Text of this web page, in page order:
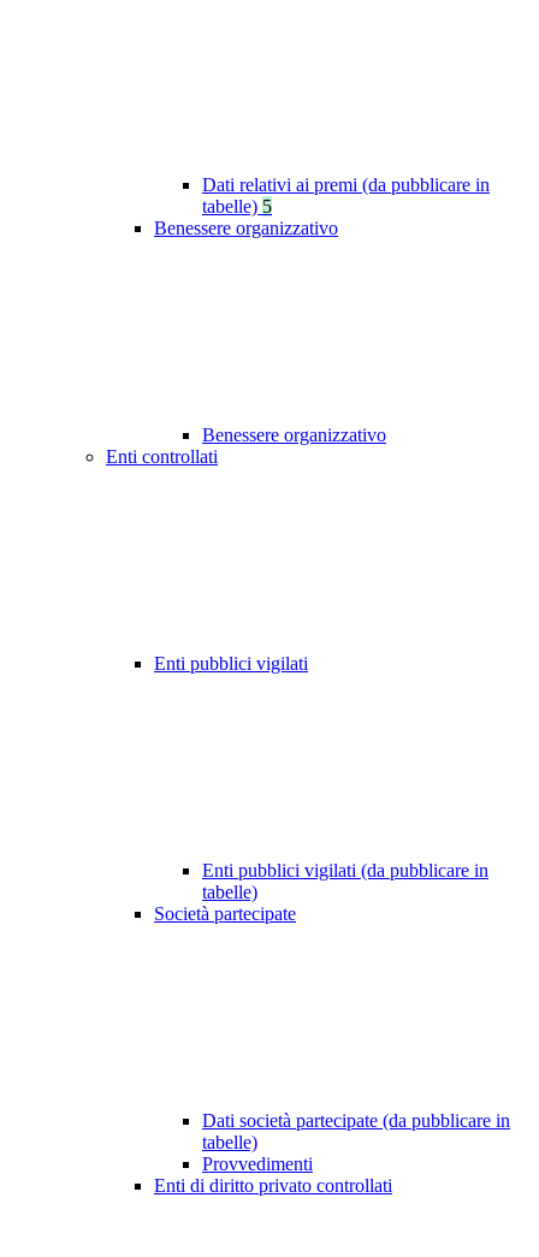
Dati relativi ai premi (da pubblicare in
tabelle) 5
Benessere organizzativo
Benessere organizzativo
Enti controllati
Enti pubblici vigilati
Enti pubblici vigilati (da pubblicare in
tabelle)
Società partecipate
Dati società partecipate (da pubblicare in
tabelle)
Provvedimenti
Enti di diritto privato controllati